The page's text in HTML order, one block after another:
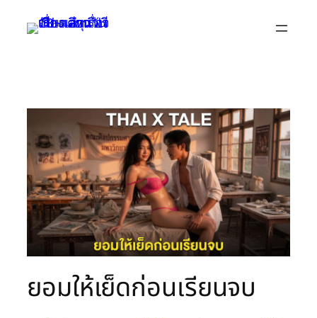
ยอมให้เย็ดก่อนเรียนจบ